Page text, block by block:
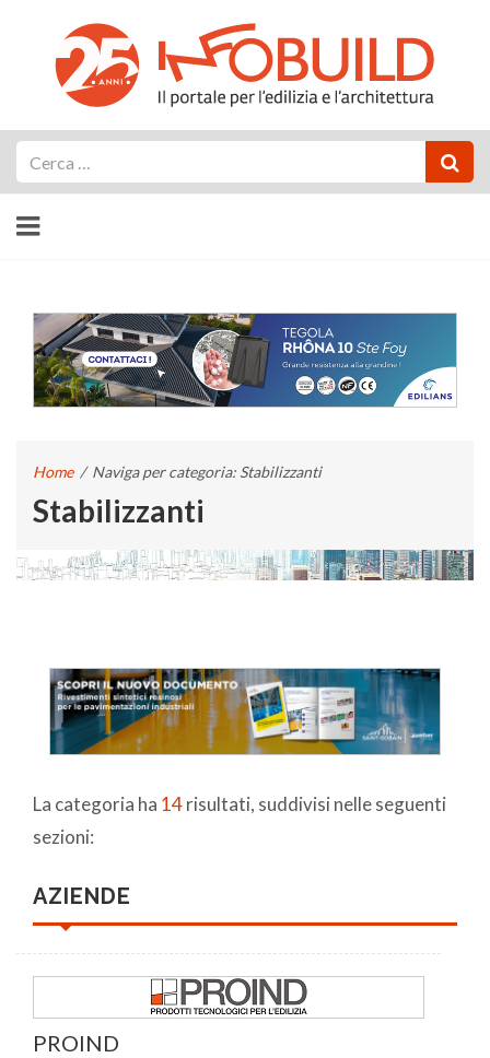
Home / Naviga per categoria: Stabilizzanti
Stabilizzanti
La categoria ha 14risultati, suddivisi nelle seguenti
sezioni:
AZIENDE
PROIND